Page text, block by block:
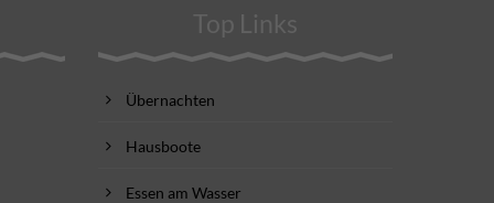
Top Links
Übernachten
Hausboote
Essen am Wasser